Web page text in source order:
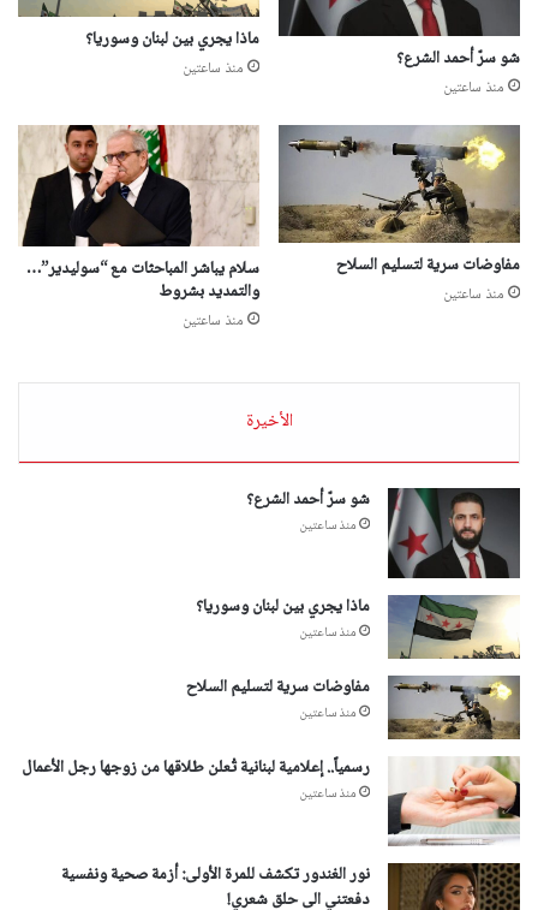
شو سرّ أحمد الشرع؟
منذ ساعتين
ماذا يجري بين لبنان وسوريا؟
منذ ساعتين
مفاوضات سرية لتسليم السلاح
منذ ساعتين
سلام يباشر المباحثات مع “سوليدير”…
والتمديد بشروط
منذ ساعتين
الأخيرة
شو سرّ أحمد الشرع؟
منذ ساعتين
ماذا يجري بين لبنان وسوريا؟
منذ ساعتين
مفاوضات سرية لتسليم السلاح
منذ ساعتين
رسمياً.. إعلامية لبنانية تُعلن طلاقها من زوجها رجل الأعمال
منذ ساعتين
نور الغندور تكشف للمرة الأولى: أزمة صحية ونفسية
دفعتني الى حلق شعري!